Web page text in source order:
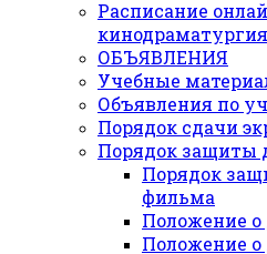
Расписание
ОБЪЯВЛЕНИЯ
Учебные
Объявления по
Порядок сдачи
Порядок защиты
Порядок
фильма
Положение
Положение о